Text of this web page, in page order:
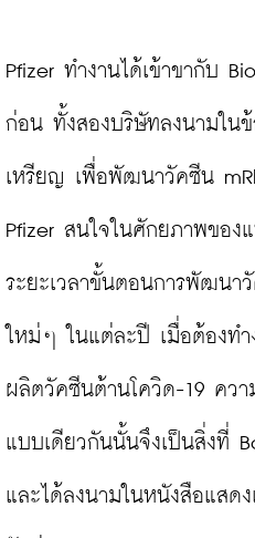
Pfizer ทำงานได้เข้าขากับ
ก่อน ทั้งสองบริษัทลงนามใน
เหรียญ เพื่อพัฒนาวัคซีน
Pfizer สนใจในศักยภาพของ
ระยะเวลาขั้นตอนการพัฒนา
ใหม่ๆ ในแต่ละปี เมื่อต้องท
ผลิตวัคซีนต้านโควิด-19 ควา
แบบเดียวกันนั้นจึงเป็นสิ่งที่
และได้ลงนามในหนังสือแสด